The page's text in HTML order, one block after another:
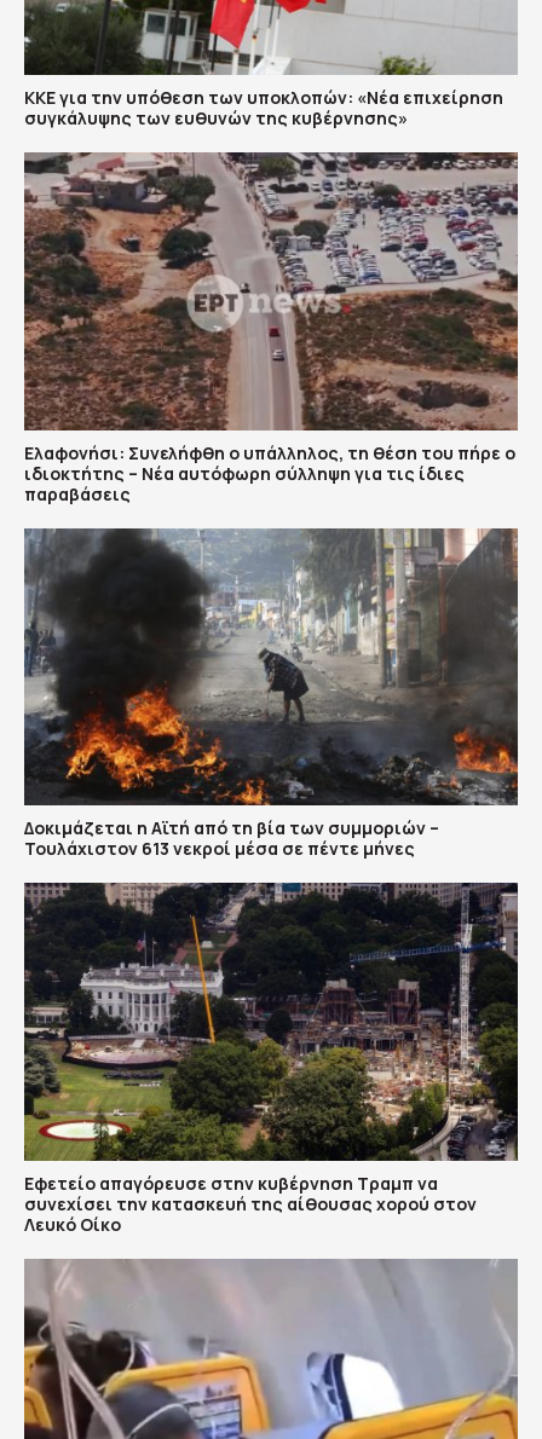
ΚΚΕ για την υπόθεση των υποκλοπών: «Νέα επιχείρηση
συγκάλυψης των ευθυνών της κυβέρνησης»
Ελαφονήσι: Συνελήφθη ο υπάλληλος, τη θέση του πήρε ο
ιδιοκτήτης – Νέα αυτόφωρη σύλληψη για τις ίδιες
παραβάσεις
Δοκιμάζεται η Αϊτή από τη βία των συμμοριών –
Τουλάχιστον 613 νεκροί μέσα σε πέντε μήνες
Εφετείο απαγόρευσε στην κυβέρνηση Τραμπ να
συνεχίσει την κατασκευή της αίθουσας χορού στον
Λευκό Οίκο